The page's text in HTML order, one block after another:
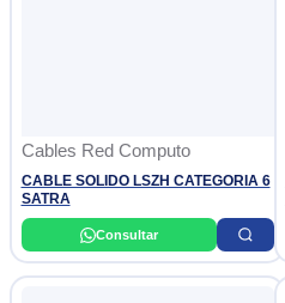
Cables Red Computo
CABLE SOLIDO LSZH CATEGORIA 6
SATRA
Consultar